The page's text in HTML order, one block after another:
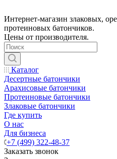
Интернет-магазин злаковых,
протеиновых батончиков.
Цены от производителя.
Каталог
Десертные батончики
Арахисовые батончики
Протеиновые батончики
Злаковые батончики
Где купить
О нас
Для бизнеса
+7 (499) 322-48-37
Заказать звонок